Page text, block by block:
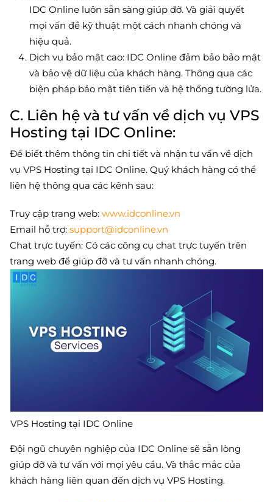
IDC Online luôn sẵn sàng giúp đỡ. Và giải quyết
mọi vấn đề kỹ thuật một cách nhanh chóng và
hiệu quả.
Dịch vụ bảo mật cao: IDC Online đảm bảo bảo mật
và bảo vệ dữ liệu của khách hàng. Thông qua các
biện pháp bảo mật tiên tiến và hệ thống tường lửa.
C. Liên hệ và tư vấn về dịch vụ VPS
Hosting tại IDC Online:
Để biết thêm thông tin chi tiết và nhận tư vấn về dịch
vụ VPS Hosting tại IDC Online. Quý khách hàng có thể
liên hệ thông qua các kênh sau:
Truy cập trang web:www.idconline.vn
Email hỗ trợ:support@idconline.vn
Chat trực tuyến: Có các công cụ chat trực tuyến trên
trang web để giúp đỡ và tư vấn nhanh chóng.
VPS Hosting tại IDC Online
Đội ngũ chuyên nghiệp của IDC Online sẽ sẵn lòng
giúp đỡ và tư vấn với mọi yêu cầu. Và thắc mắc của
khách hàng liên quan đến dịch vụ VPS Hosting.